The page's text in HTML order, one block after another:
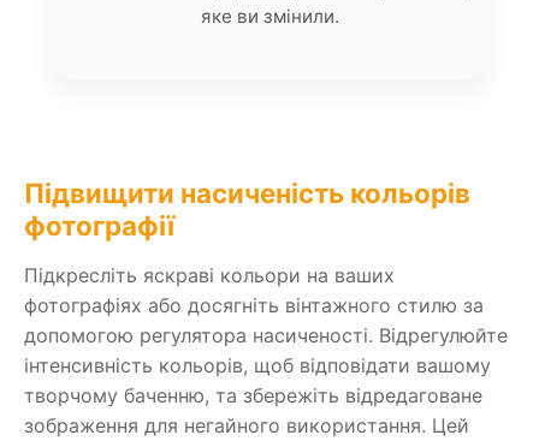
яке ви змінили.
Підвищити насиченість кольорів
фотографії
Підкресліть яскраві кольори на ваших
фотографіях або досягніть вінтажного стилю за
допомогою регулятора насиченості. Відрегулюйте
інтенсивність кольорів, щоб відповідати вашому
творчому баченню, та збережіть відредаговане
зображення для негайного використання. Цей